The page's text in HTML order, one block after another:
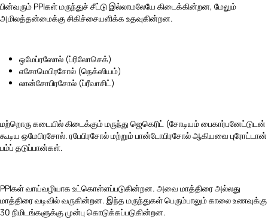
பின்வரும் PPIகள் மருந்துச் சீட்டு இல்லாமலேயே கிடைக்கின்றன, மேலும்
அமிலத்தன்மைக்கு சிகிச்சையளிக்க உதவுகின்றன.
ஒமேப்ரஸோல் (ப்ரிலோசெக்)
எசோமெபிரசோல் (நெக்ஸியம்)
லான்சோபிரசோல் (ப்ரீவாசிட்)
மற்றொரு கடையில் கிடைக்கும் மருந்து ஜெகெரிட் (சோடியம் பைகார்பனேட்டுடன்
கூடிய ஒமேபிரசோல். ரபேபிரசோல் மற்றும் பான்டோபிரசோல் ஆகியவை புரோட்டான்
பம்ப் தடுப்பான்கள்.
PPIகள் வாய்வழியாக உட்கொள்ளப்படுகின்றன. அவை மாத்திரை அல்லது
மாத்திரை வடிவில் வருகின்றன. இந்த மருந்துகள் பெரும்பாலும் காலை உணவுக்கு
30 நிமிடங்களுக்கு முன்பு கொடுக்கப்படுகின்றன.